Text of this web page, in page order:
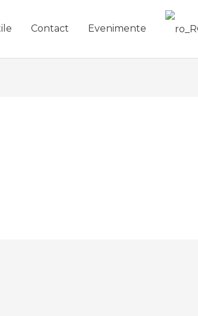
Contact Evenimente